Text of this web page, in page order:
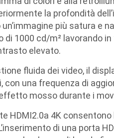
la profondità
più satura e
di 1000 cd/m² lavorando
elevato.
fluida dei video, il
con una frequenza di
mosso durante i
HDMI2.0a 4K
di una porta